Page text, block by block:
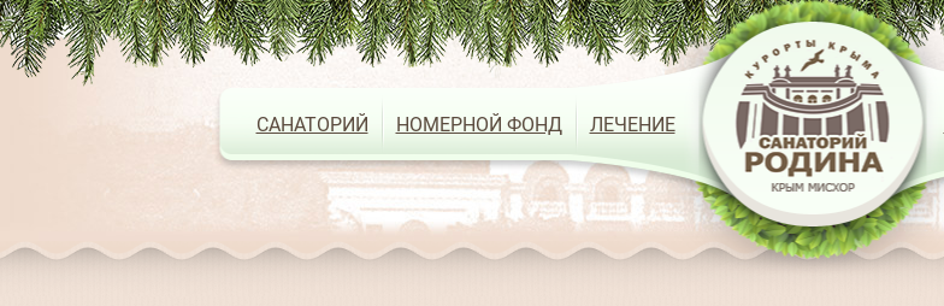
САНАТОРИЙ НОМЕРНОЙ ФОНД ЛЕЧЕНИЕ